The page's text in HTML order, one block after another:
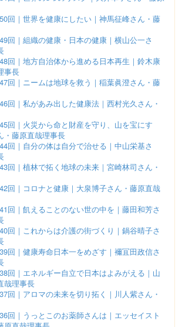
回｜世界を健康にしたい｜神馬征峰さん・藤
回｜組織の健康・日本の健康｜横山公一さ
回｜地方自治体から進める日本再生｜鈴木康
事長
回｜ニームは地球を救う｜稲葉眞澄さん・藤
回｜私があみ出した健康法｜西村光久さん・
回｜火災から命と財産を守り、山を宝にす
・藤原直哉理事長
回｜自分の体は自分で治せる｜中山栄基さ
回｜植林で拓く地球の未来｜宮崎林司さん・
回｜コロナと健康｜大泉博子さん・藤原直哉
回｜飢えることのない世の中を｜藤田和芳さ
回｜これからは介護の街づくり｜鍋谷晴子さ
回｜健康寿命日本一をめざす｜襧冝田政信さ
回｜エネルギー自立で日本はよみがえる｜山
哉理事長
回｜アロマの未来を切り拓く｜川人紫さん・
回｜うっとこのお薬師さんは｜エッセイスト